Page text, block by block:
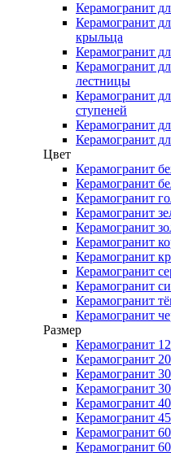
Керамогранит
Керамогранит
крыльца
Керамогранит
Керамогранит
лестницы
Керамогранит
ступеней
Керамогранит
Керамогранит
Цвет
Керамогранит
Керамогранит
Керамогранит
Керамогранит
Керамогранит
Керамогранит
Керамогранит
Керамогранит
Керамогранит
Керамогранит
Керамогранит
Размер
Керамогранит
Керамогранит
Керамогранит
Керамогранит
Керамогранит
Керамогранит
Керамогранит
Керамогранит